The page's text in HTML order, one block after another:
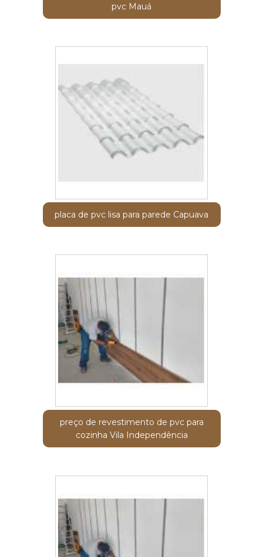
pvc Mauá
placa de pvc lisa para parede Capuava
preço de revestimento de pvc para
cozinha Vila Independência